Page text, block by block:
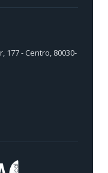
177 - Centro, 80030-